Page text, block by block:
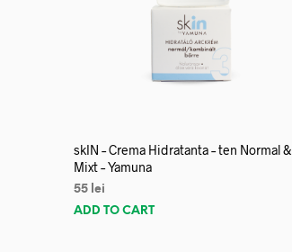
skIN – Crema Hidratanta – ten Normal &
Mixt – Yamuna
55 lei
ADD TO CART